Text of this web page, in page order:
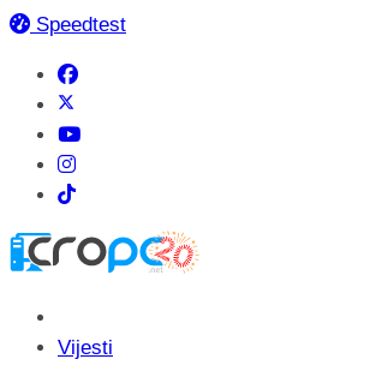
Speedtest
Vijesti